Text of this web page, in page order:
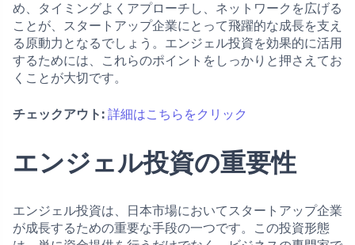
め、タイミングよくアプローチし、ネットワークを広げる
ことが、スタートアップ企業にとって飛躍的な成長を支え
る原動力となるでしょう。エンジェル投資を効果的に活用
するためには、これらのポイントをしっかりと押さえてお
くことが大切です。
チェックアウト: 詳細はこちらをクリック
エンジェル投資の重要性
エンジェル投資は、日本市場においてスタートアップ企業
が成長するための重要な手段の一つです。この投資形態